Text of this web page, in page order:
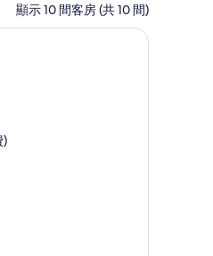
顯示 10 間客房 (共 10 間)
、客房內保險箱
, 1 間臥室, 花園 | 1 間臥室、Select
)